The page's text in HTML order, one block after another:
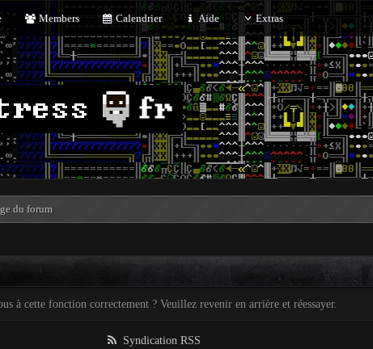
Members Calendrier Aide Extras
du forum
à cette fonction correctement ? Veuillez revenir en arrière et réessayer.
Syndication RSS